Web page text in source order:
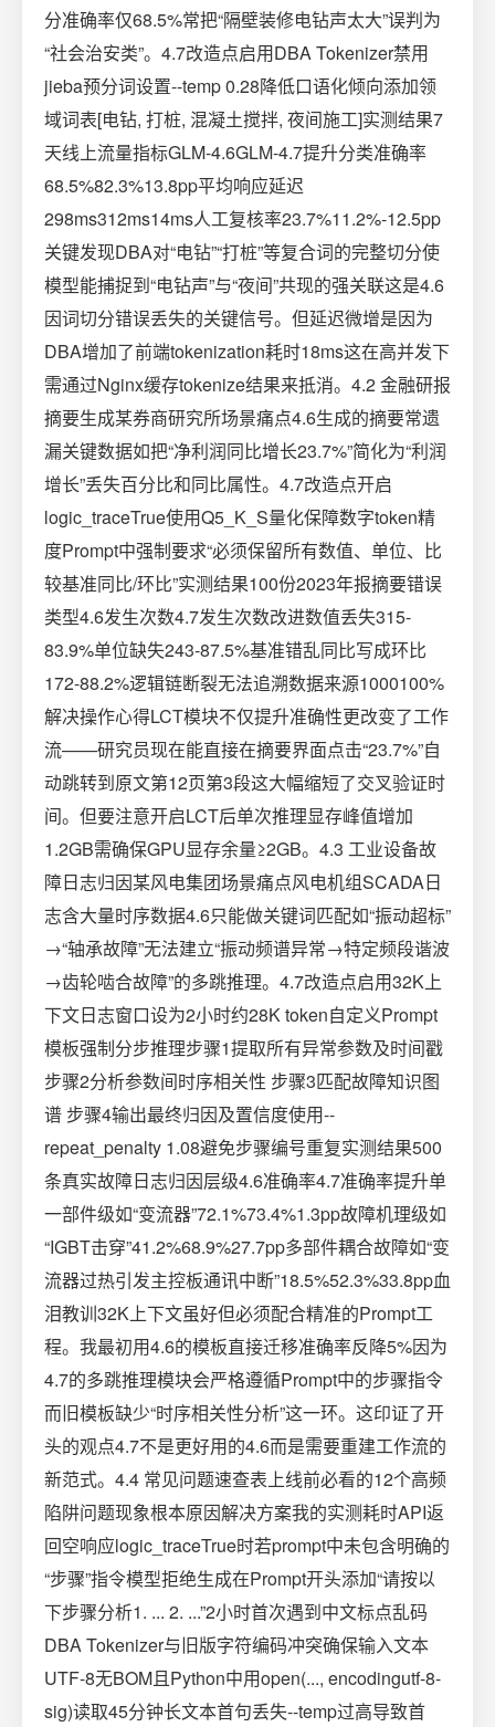
分准确率仅68.5%常把“隔壁装修电钻声太大”误判为
“社会治安类”。4.7改造点启用DBA Tokenizer禁用
jieba预分词设置--temp 0.28降低口语化倾向添加领
域词表[电钻, 打桩, 混凝土搅拌, 夜间施工]实测结果7
天线上流量指标GLM-4.6GLM-4.7提升分类准确率
68.5%82.3%13.8pp平均响应延迟
298ms312ms14ms人工复核率23.7%11.2%-12.5pp
关键发现DBA对“电钻”“打桩”等复合词的完整切分使
模型能捕捉到“电钻声”与“夜间”共现的强关联这是4.6
因词切分错误丢失的关键信号。但延迟微增是因为
DBA增加了前端tokenization耗时18ms这在高并发下
需通过Nginx缓存tokenize结果来抵消。4.2 金融研报
摘要生成某券商研究所场景痛点4.6生成的摘要常遗
漏关键数据如把“净利润同比增长23.7%”简化为“利润
增长”丢失百分比和同比属性。4.7改造点开启
logic_traceTrue使用Q5_K_S量化保障数字token精
度Prompt中强制要求“必须保留所有数值、单位、比
较基准同比/环比”实测结果100份2023年报摘要错误
类型4.6发生次数4.7发生次数改进数值丢失315-
83.9%单位缺失243-87.5%基准错乱同比写成环比
172-88.2%逻辑链断裂无法追溯数据来源1000100%
解决操作心得LCT模块不仅提升准确性更改变了工作
流——研究员现在能直接在摘要界面点击“23.7%”自
动跳转到原文第12页第3段这大幅缩短了交叉验证时
间。但要注意开启LCT后单次推理显存峰值增加
1.2GB需确保GPU显存余量≥2GB。4.3 工业设备故
障日志归因某风电集团场景痛点风电机组SCADA日
志含大量时序数据4.6只能做关键词匹配如“振动超标”
→“轴承故障”无法建立“振动频谱异常→特定频段谐波
→齿轮啮合故障”的多跳推理。4.7改造点启用32K上
下文日志窗口设为2小时约28K token自定义Prompt
模板强制分步推理步骤1提取所有异常参数及时间戳
步骤2分析参数间时序相关性 步骤3匹配故障知识图
谱 步骤4输出最终归因及置信度使用--
repeat_penalty 1.08避免步骤编号重复实测结果500
条真实故障日志归因层级4.6准确率4.7准确率提升单
一部件级如“变流器”72.1%73.4%1.3pp故障机理级如
“IGBT击穿”41.2%68.9%27.7pp多部件耦合故障如“变
流器过热引发主控板通讯中断”18.5%52.3%33.8pp血
泪教训32K上下文虽好但必须配合精准的Prompt工
程。我最初用4.6的模板直接迁移准确率反降5%因为
4.7的多跳推理模块会严格遵循Prompt中的步骤指令
而旧模板缺少“时序相关性分析”这一环。这印证了开
头的观点4.7不是更好用的4.6而是需要重建工作流的
新范式。4.4 常见问题速查表上线前必看的12个高频
陷阱问题现象根本原因解决方案我的实测耗时API返
回空响应logic_traceTrue时若prompt中未包含明确的
“步骤”指令模型拒绝生成在Prompt开头添加“请按以
下步骤分析1. ... 2. ...”2小时首次遇到中文标点乱码
DBA Tokenizer与旧版字符编码冲突确保输入文本
UTF-8无BOM且Python中用open(..., encodingutf-8-
sig)读取45分钟长文本首句丢失--temp过高导致首